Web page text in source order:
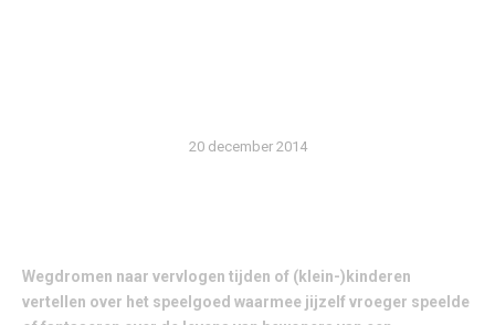
20 december 2014
Wegdromen naar vervlogen tijden of (klein-)kinderen
vertellen over het speelgoed waarmee jijzelf vroeger speelde